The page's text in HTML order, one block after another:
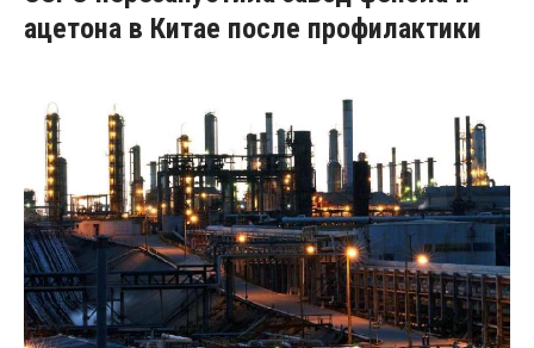
ацетона в Китае после профилактики